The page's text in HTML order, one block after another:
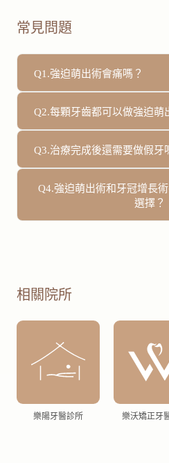
常見問題
Q1.強迫萌出術會痛嗎？
治療過程中可能會有輕微拉扯或
圍內，多數患者能適應。
Q2.每顆牙齒都可以做強迫萌
不一定，需評估牙根長度、牙周
足，可能需改採其他治療方式。
Q3.治療完成後還需要做假牙
多數情況下仍需製作假牙，因原
能提供完整的保護與功能。
Q4.強迫萌出術和牙冠增長
選擇？
牙根慢慢拉出來，讓骨頭與牙齦
度或影響美觀。兩種方式各有適
式，仍需由醫師依牙根條件、位
相關院所
樂陽牙醫診所 樂沃矯正牙